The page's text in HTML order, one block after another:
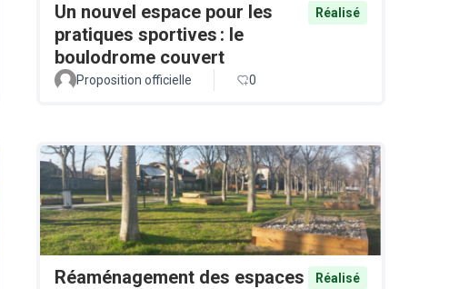
Un nouvel espace pour les
pratiques sportives : le
boulodrome couvert
Réalisé
Proposition officielle 0
Réaménagement des espaces
Réalisé